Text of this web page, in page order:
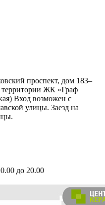
проспект, дом 183–
ЖК «Граф
Вход возможен с
улицы. Заезд на
до 20.00